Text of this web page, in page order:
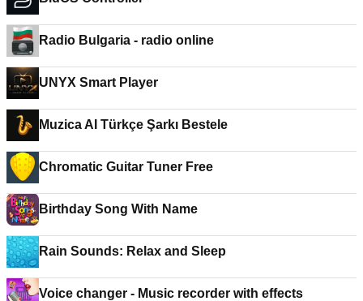
Radio Bulgaria - radio online
UNYX Smart Player
Muzica AI Türkçe Şarkı Bestele
Chromatic Guitar Tuner Free
Birthday Song With Name
Rain Sounds: Relax and Sleep
Voice changer - Music recorder with effects